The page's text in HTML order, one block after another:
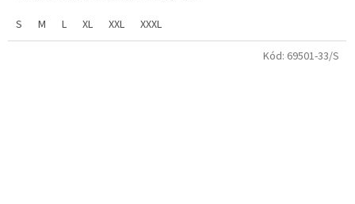
S
M L XL XXL XXXL
Kód: 69501-33/S